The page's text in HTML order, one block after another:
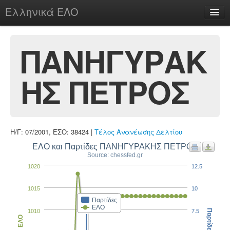
Ελληνικά ΕΛΟ
chesstu.be @ discord
Login
ΠΑΝΗΓΥΡΑΚ
ΗΣ ΠΕΤΡΟΣ
Η/Γ: 07/2001, ΕΣΟ: 38424 | Τέλος Ανανέωσης Δελτίου
ΕΛΟ και Παρτίδες ΠΑΝΗΓΥΡΑΚΗΣ ΠΕΤΡΟΣ
Source: chessfed.gr
Παρτίδες
ΕΛΟ
1010
1015
1020
ΕΛΟ
7.5
10
12.5
Παρτίδες